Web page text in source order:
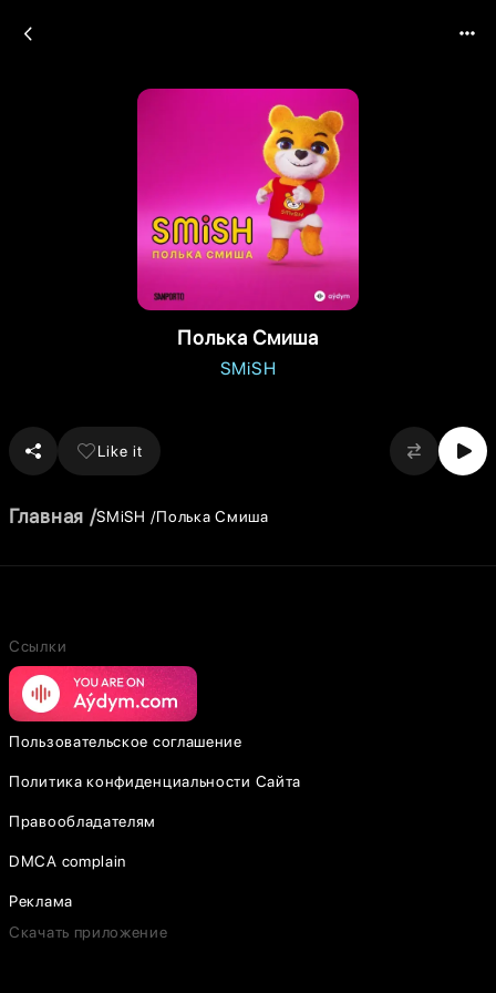
Полька Смиша
SMiSH
Like it
Главная SMiSH Полька Смиша
Ссылки
Пользовательское соглашение
Политика конфиденциальности Сайта
Правообладателям
DMCA complain
Реклама
Скачать приложение